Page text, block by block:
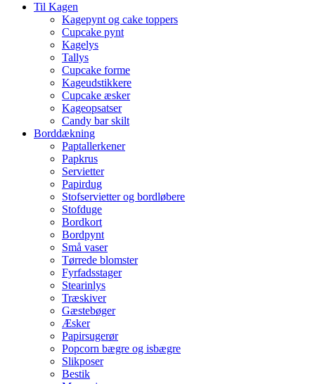
Til Kagen
Kagepynt og cake toppers
Cupcake pynt
Kagelys
Tallys
Cupcake forme
Kageudstikkere
Cupcake æsker
Kageopsatser
Candy bar skilt
Borddækning
Paptallerkener
Papkrus
Servietter
Papirdug
Stofservietter og bordløbere
Stofduge
Bordkort
Bordpynt
Små vaser
Tørrede blomster
Fyrfadsstager
Stearinlys
Træskiver
Gæstebøger
Æsker
Papirsugerør
Popcorn bægre og isbægre
Slikposer
Bestik